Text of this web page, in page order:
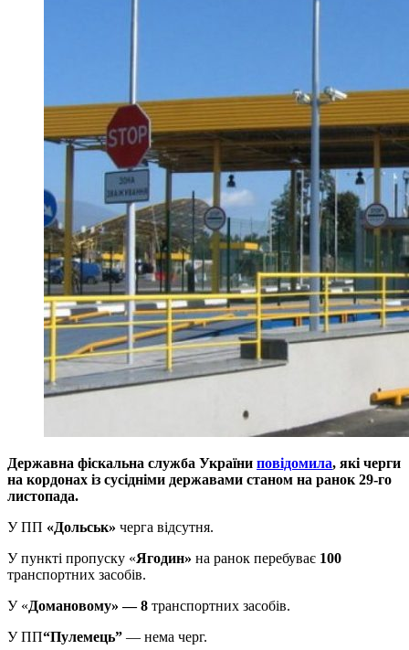
Державна фіскальна служба України повідомила, які черги
на кордонах із сусідніми державами станом на ранок 29-го
листопада.
У ПП «Дольськ» черга відсутня.
У пункті пропуску «Ягодин» на ранок перебуває 100
транспортних засобів.
У «Домановому» — 8 транспортних засобів.
У ПП“Пулемець” — нема черг.